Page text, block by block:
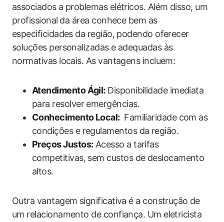
associados a problemas elétricos. Além disso, ‌um
profissional ⁢da área conhece bem as
especificidades da região, ‌podendo oferecer
soluções personalizadas e adequadas às
normativas locais. As vantagens incluem:
Atendimento Ágil: Disponibilidade imediata
para resolver emergências.
Conhecimento Local: ⁢ Familiaridade com as
condições e regulamentos da região.
Preços Justos: Acesso a tarifas
competitivas, sem custos de deslocamento
altos.
Outra vantagem significativa é a construção ⁣de
um relacionamento de confiança. Um eletricista